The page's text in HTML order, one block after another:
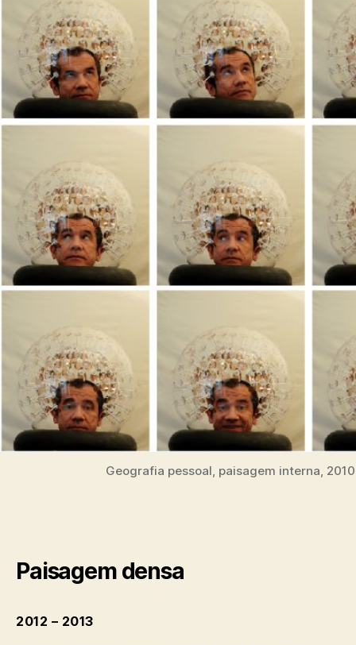
Geografia pessoal, paisagem interna, 2010
Paisagem densa
2012 – 2013